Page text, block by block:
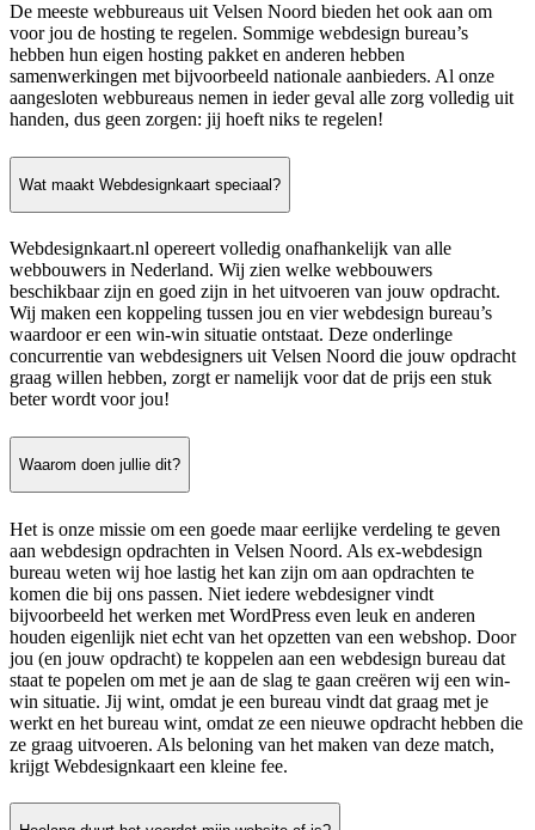
De meeste webbureaus uit Velsen Noord bieden het ook aan om
voor jou de hosting te regelen. Sommige webdesign bureau’s
hebben hun eigen hosting pakket en anderen hebben
samenwerkingen met bijvoorbeeld nationale aanbieders. Al onze
aangesloten webbureaus nemen in ieder geval alle zorg volledig uit
handen, dus geen zorgen: jij hoeft niks te regelen!
Wat maakt Webdesignkaart speciaal?
Webdesignkaart.nl opereert volledig onafhankelijk van alle
webbouwers in Nederland. Wij zien welke webbouwers
beschikbaar zijn en goed zijn in het uitvoeren van jouw opdracht.
Wij maken een koppeling tussen jou en vier webdesign bureau’s
waardoor er een win-win situatie ontstaat. Deze onderlinge
concurrentie van webdesigners uit Velsen Noord die jouw opdracht
graag willen hebben, zorgt er namelijk voor dat de prijs een stuk
beter wordt voor jou!
Waarom doen jullie dit?
Het is onze missie om een goede maar eerlijke verdeling te geven
aan webdesign opdrachten in Velsen Noord. Als ex-webdesign
bureau weten wij hoe lastig het kan zijn om aan opdrachten te
komen die bij ons passen. Niet iedere webdesigner vindt
bijvoorbeeld het werken met WordPress even leuk en anderen
houden eigenlijk niet echt van het opzetten van een webshop. Door
jou (en jouw opdracht) te koppelen aan een webdesign bureau dat
staat te popelen om met je aan de slag te gaan creëren wij een win-
win situatie. Jij wint, omdat je een bureau vindt dat graag met je
werkt en het bureau wint, omdat ze een nieuwe opdracht hebben die
ze graag uitvoeren. Als beloning van het maken van deze match,
krijgt Webdesignkaart een kleine fee.